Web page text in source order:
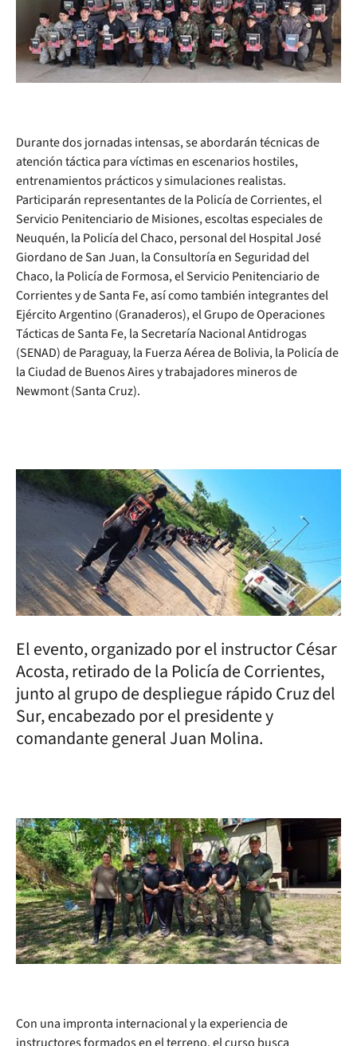
Durante dos jornadas intensas, se abordarán técnicas de
atención táctica para víctimas en escenarios hostiles,
entrenamientos prácticos y simulaciones realistas.
Participarán representantes de la Policía de Corrientes, el
Servicio Penitenciario de Misiones, escoltas especiales de
Neuquén, la Policía del Chaco, personal del Hospital José
Giordano de San Juan, la Consultoría en Seguridad del
Chaco, la Policía de Formosa, el Servicio Penitenciario de
Corrientes y de Santa Fe, así como también integrantes del
Ejército Argentino (Granaderos), el Grupo de Operaciones
Tácticas de Santa Fe, la Secretaría Nacional Antidrogas
(SENAD) de Paraguay, la Fuerza Aérea de Bolivia, la Policía de
la Ciudad de Buenos Aires y trabajadores mineros de
Newmont (Santa Cruz).
El evento, organizado por el instructor César
Acosta, retirado de la Policía de Corrientes,
junto al grupo de despliegue rápido Cruz del
Sur, encabezado por el presidente y
comandante general Juan Molina.
Con una impronta internacional y la experiencia de